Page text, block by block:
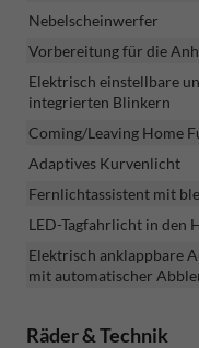
Nebelscheinwerfer
Vorbereitung für die
Elektrisch einstellbare
integrierten Blinkern
Coming/Leaving Home
Adaptives Kurvenlicht
Fernlichtassistent mit
LED-Tagfahrlicht in den
Elektrisch anklappbare
mit automatischer
Räder & Technik